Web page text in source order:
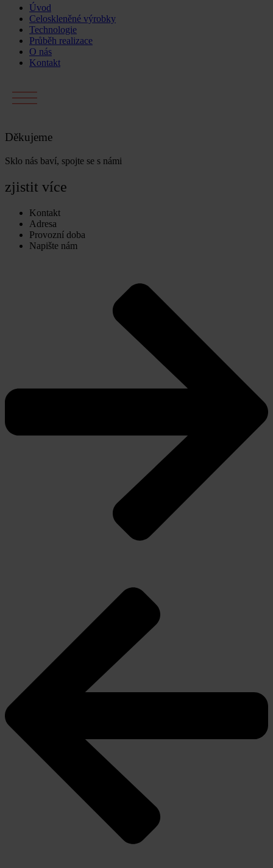
Úvod
Celoskleněné výrobky
Technologie
Průběh realizace
O nás
Kontakt
Děkujeme
Sklo nás baví, spojte se s námi
zjistit více
Kontakt
Adresa
Provozní doba
Napište nám